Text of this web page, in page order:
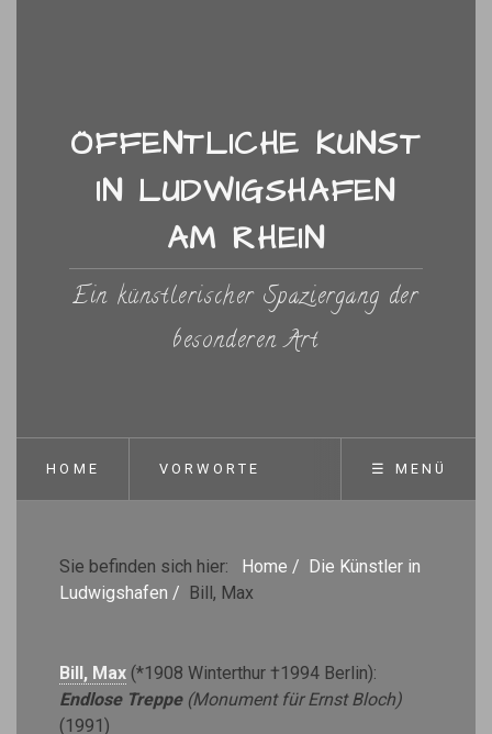
ÖFFENTLICHE KUNST
IN LUDWIGSHAFEN
AM RHEIN
Ein künstlerischer Spaziergang der
besonderen Art
HOME VORWORTE ☰ MENÜ
Sie befinden sich hier: Home / Die Künstler in
Ludwigshafen / Bill, Max
Bill, Max (*1908 Winterthur †1994 Berlin):
Endlose Treppe(Monument für Ernst Bloch)
(1991)